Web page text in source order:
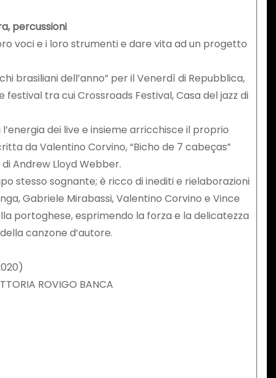
percussioni
voci e i loro strumenti e dare vita ad un progetto
brasiliani dell’anno” per il Venerdì di Repubblica,
tra cui Crossroads Festival, Casa del jazz di
dei live e insieme arricchisce il proprio
da Valentino Corvino, “Bicho de 7 cabeças”
Andrew Lloyd Webber.
stesso sognante; è ricco di inediti e rielaborazioni
Gabriele Mirabassi, Valentino Corvino e Vince
portoghese, esprimendo la forza e la delicatezza
canzone d’autore.
ROVIGO BANCA